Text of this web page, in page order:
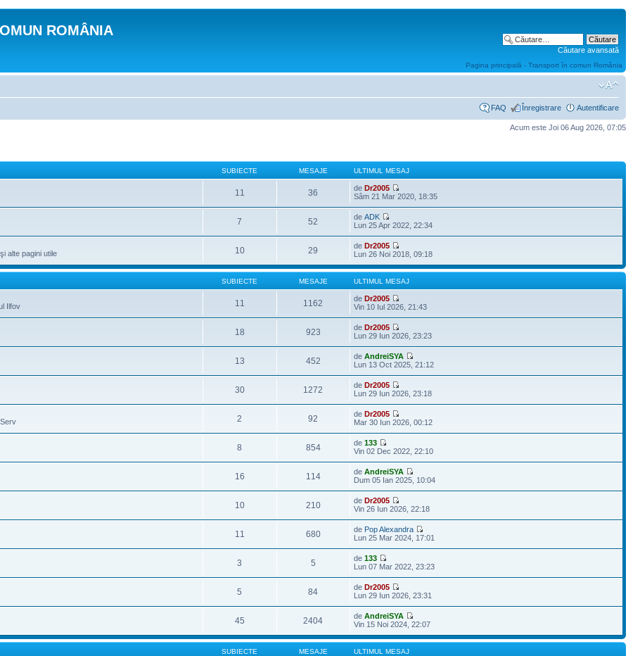
ROMÂNIA
Căutare avansată
Pagina principală - Transport în comun România
FAQ Înregistrare Autentificare
Acum este Joi 06 Aug 2026, 07:05
SUBIECTE MESAJE ULTIMUL MESAJ
11 36 deDr2005
Sâm 21 Mar 2020, 18:35
7 52 deADK
Lun 25 Apr 2022, 22:34
alte pagini utile 10 29 deDr2005
Lun 26 Noi 2018, 09:18
SUBIECTE MESAJE ULTIMUL MESAJ
Ilfov 11 1162 deDr2005
Vin 10 Iul 2026, 21:43
18 923 deDr2005
Lun 29 Iun 2026, 23:23
13 452 deAndreiSYA
Lun 13 Oct 2025, 21:12
30 1272 deDr2005
Lun 29 Iun 2026, 23:18
2 92 deDr2005
Mar 30 Iun 2026, 00:12
8 854 de133
Vin 02 Dec 2022, 22:10
16 114 deAndreiSYA
Dum 05 Ian 2025, 10:04
10 210 deDr2005
Vin 26 Iun 2026, 22:18
11 680 de Pop Alexandra
Lun 25 Mar 2024, 17:01
3 5 de133
Lun 07 Mar 2022, 23:23
5 84 deDr2005
Lun 29 Iun 2026, 23:31
45 2404 deAndreiSYA
Vin 15 Noi 2024, 22:07
SUBIECTE MESAJE ULTIMUL MESAJ